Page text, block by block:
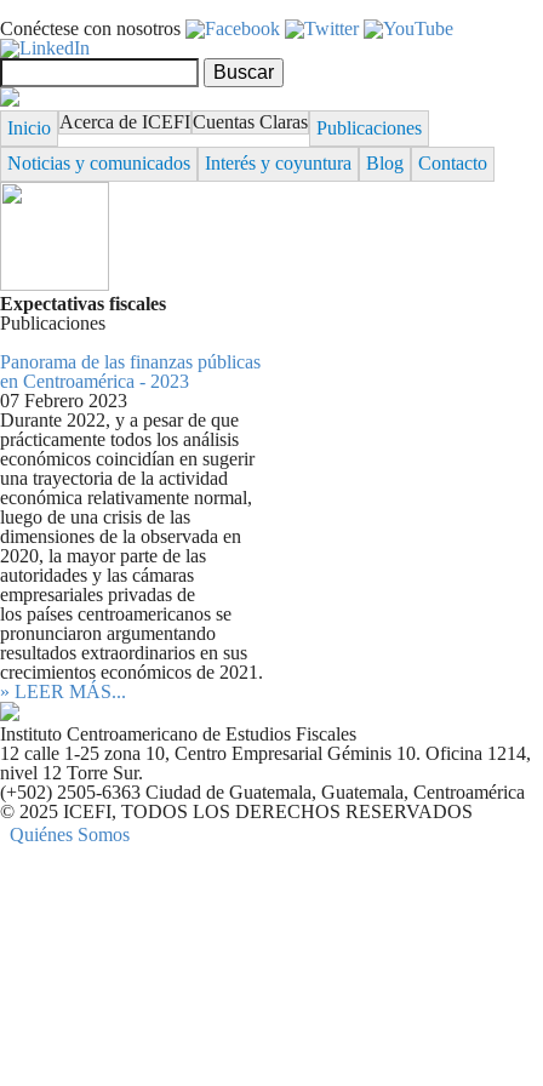
Conéctese con nosotros
Formulario de búsqueda
Buscar
Inicio Acerca de ICEFICuentas Claras Publicaciones
Noticias y comunicados
Interés y coyuntura Blog Contacto
Expectativas fiscales
Publicaciones
Panorama de las finanzas públicas
en Centroamérica - 2023
07 Febrero 2023
Durante 2022, y a pesar de que
prácticamente todos los análisis
económicos coincidían en sugerir
una trayectoria de la actividad
económica relativamente normal,
luego de una crisis de las
dimensiones de la observada en
2020, la mayor parte de las
autoridades y las cámaras
empresariales privadas de
los países centroamericanos se
pronunciaron argumentando
resultados extraordinarios en sus
crecimientos económicos de 2021.
» LEER MÁS...
Instituto Centroamericano de Estudios Fiscales
12 calle 1-25 zona 10, Centro Empresarial Géminis 10. Oficina 1214,
nivel 12 Torre Sur.
(+502) 2505-6363 Ciudad de Guatemala, Guatemala, Centroamérica
© 2025 ICEFI, TODOS LOS DERECHOS RESERVADOS
Quiénes Somos